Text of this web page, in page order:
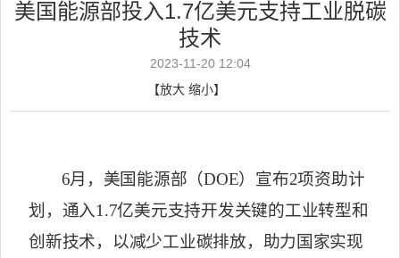
美国能源部投入1.7亿美元支持工业脱碳
技术
2023-11-20 12:04
【放大 缩小】
6月，美国能源部（DOE）宣布2项资助计
划，通入1.7亿美元支持开发关键的工业转型和
创新技术，以减少工业碳排放，助力国家实现